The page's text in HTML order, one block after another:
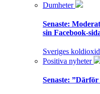
Dumheter
Senaste:
sin Facebook-
Sveriges
Positiva nyheter
Senaste: ”Därför